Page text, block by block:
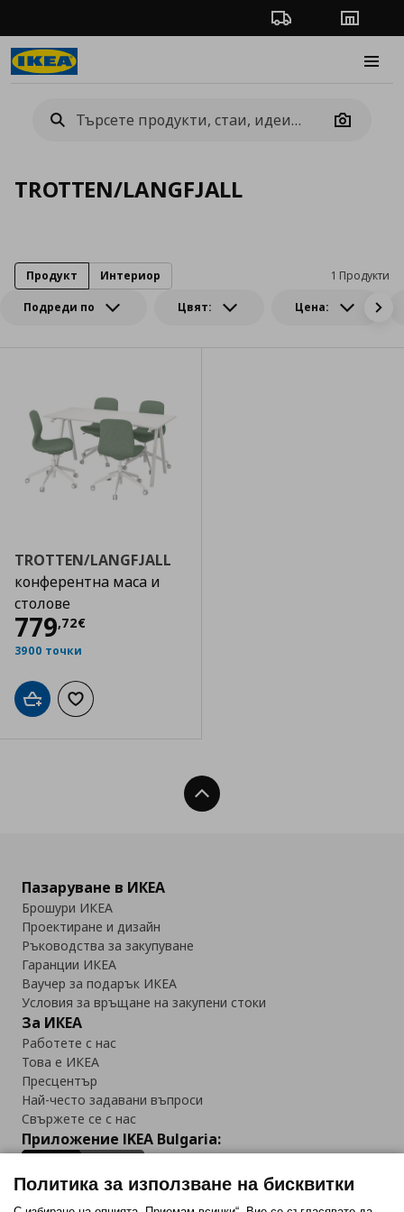
Проследяване на
Camera
TROTTEN/LANGFJALL
Подреди по Цвят: Цена:
1 Продукти
Продукт Интериор
TROTTEN/LANGFJALL
конферентна маса и
столове
779,72€
Цена
3900 точки
Добави в кошницата
Добави към списъка с любими
Нагоре
Пазаруване в ИКЕА
Брошури ИКЕА
Проектиране и дизайн
Ръководства за закупуване
Гаранции ИКЕА
Ваучер за подарък ИКЕА
Условия за връщане на закупени стоки
За ИКЕА
Работете с нас
Това е ИКЕА
Пресцентър
Най-често задавани въпроси
Свържете се с нас
Приложение IKEA Bulgaria:
Политика за използване на бисквитки